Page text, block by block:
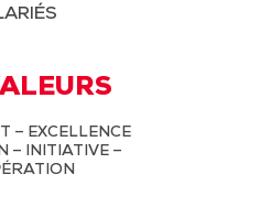
– EXCELLENCE
– INITIATIVE –